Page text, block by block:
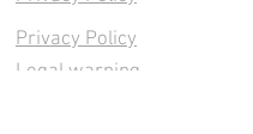
Privacy Policy
Legal warning